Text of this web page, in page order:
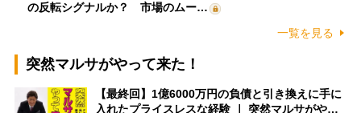
の反転シグナルか？ 市場のムー…
一覧を見る
突然マルサがやって来た！
【最終回】1億6000万円の負債と引き換えに手に
入れたプライスレスな経験 ｜ 突然マルサがや…